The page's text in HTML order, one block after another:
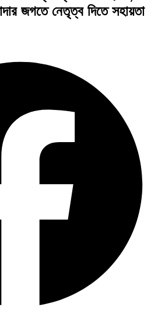
জগতে নেতৃত্ব দিতে সহায়তা